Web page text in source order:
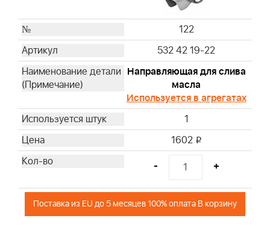
122
532 42 19-22
Направляющая для слива
масла
Используется в агрегатах
1
1602 i
- +
Поставка из EU до 5 месяцев 100% оплата В корзину